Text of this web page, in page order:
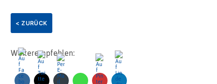
< ZURÜCK
Weiterempfehlen: